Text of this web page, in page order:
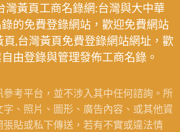
灣黃頁工商名錄網:台灣與大中華
的免費登錄網站，歡迎免費網站
頁,台灣黃頁免費登錄網站網址，歡
由登錄與管理發佈工商名錄。
考平台，並不涉入其中任何諮詢。所
、照片、圖形、廣告內容、或其他資
貼或私下傳送，若有不實或違法情